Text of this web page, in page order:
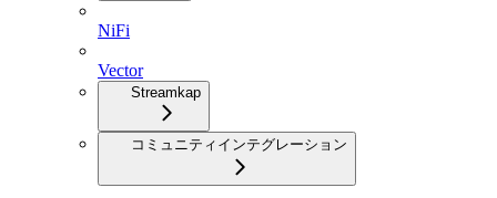
NiFi
Vector
Streamkap
コミュニティインテグレーション